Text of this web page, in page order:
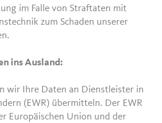
im Falle von Straftaten mit
zum Schaden unserer
ins Ausland:
wir Ihre Daten an Dienstleister in
(EWR) übermitteln. Der EWR
Europäischen Union und der